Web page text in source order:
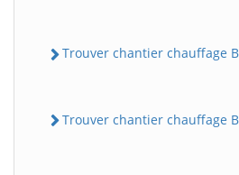
Trouver chantier chauffage
Trouver chantier chauffage